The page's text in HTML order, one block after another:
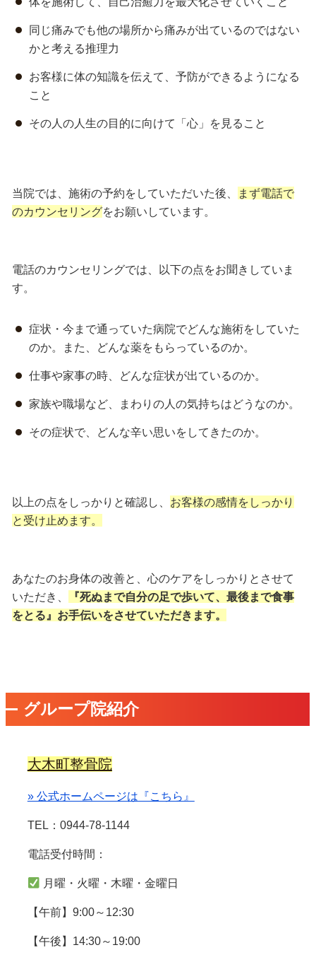
同じ痛みでも他の場所から痛みが出ているのではない
かと考える推理力
お客様に体の知識を伝えて、予防ができるようになる
こと
その人の人生の目的に向けて「心」を見ること
当院では、施術の予約をしていただいた後、
まず電話で
のカウンセリングをお願いしています。
電話のカウンセリングでは、以下の点をお聞きしていま
す。
症状・今まで通っていた病院でどんな施術をしていた
のか。また、どんな薬をもらっているのか。
仕事や家事の時、どんな症状が出ているのか。
家族や職場など、まわりの人の気持ちはどうなのか。
その症状で、どんな辛い思いをしてきたのか。
以上の点をしっかりと確認し、 お客様の感情をしっかり
と受け止めます。
あなたのお身体の改善と、心のケアをしっかりとさせて
いただき、
『死ぬまで自分の足で歩いて、最後まで食事
をとる』お手伝いをさせていただきます。
グループ院紹介
大木町整骨院
» 公式ホームページは『こちら』
TEL：0944-78-1144
電話受付時間：
月曜・火曜・木曜・金曜日
【午前】9:00～12:30
【午後】14:30～19:00